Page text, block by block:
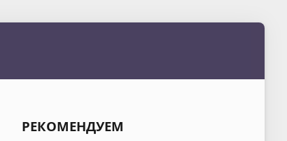
РЕКОМЕНДУЕМ